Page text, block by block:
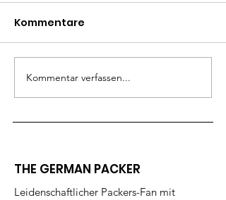
Miss my friends….
Kommentare
Kommentar verfassen...
THE GERMAN PACKER
Leidenschaftlicher Packers-Fan mit